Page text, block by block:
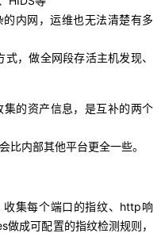
内网，运维也无法清楚有多
，做全网段存活主机发现、
的资产信息，是互补的两个
比内部其他平台更全一些。
集每个端口的指纹、http响
成可配置的指纹检测规则，